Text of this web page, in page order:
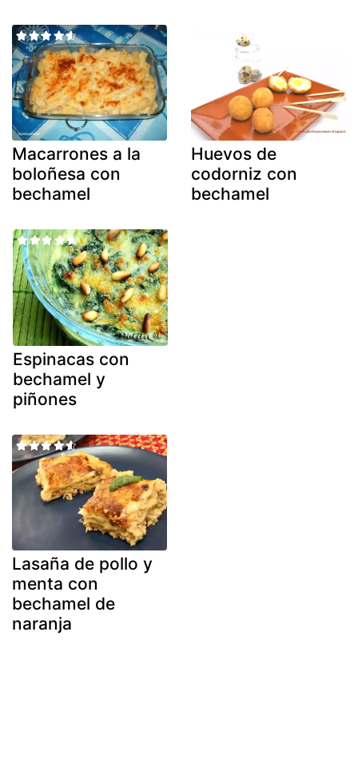
Macarrones a la
boloñesa con
bechamel
Huevos de
codorniz con
bechamel
Espinacas con
bechamel y
piñones
Lasaña de pollo y
menta con
bechamel de
naranja